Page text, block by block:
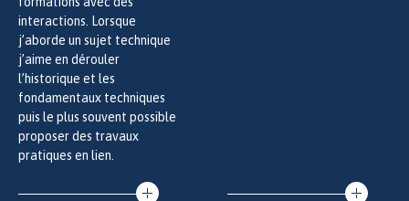
interactions. Lorsque
j’aborde un sujet technique
j’aime en dérouler
l’historique et les
fondamentaux techniques
puis le plus souvent possible
proposer des travaux
pratiques en lien.